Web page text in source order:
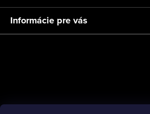
Informácie pre vás